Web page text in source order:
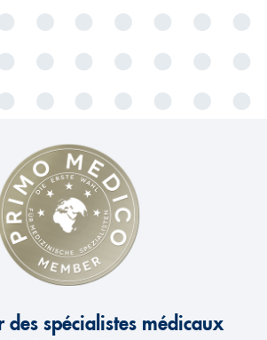
des spécialistes médicaux